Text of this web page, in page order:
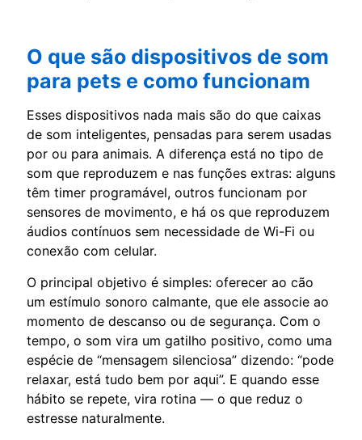
O que são dispositivos de som
para pets e como funcionam
Esses dispositivos nada mais são do que caixas
de som inteligentes, pensadas para serem usadas
por ou para animais. A diferença está no tipo de
som que reproduzem e nas funções extras: alguns
têm timer programável, outros funcionam por
sensores de movimento, e há os que reproduzem
áudios contínuos sem necessidade de Wi-Fi ou
conexão com celular.
O principal objetivo é simples: oferecer ao cão
um estímulo sonoro calmante, que ele associe ao
momento de descanso ou de segurança. Com o
tempo, o som vira um gatilho positivo, como uma
espécie de “mensagem silenciosa” dizendo: “pode
relaxar, está tudo bem por aqui”. E quando esse
hábito se repete, vira rotina — o que reduz o
estresse naturalmente.